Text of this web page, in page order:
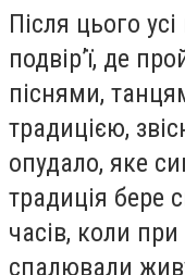
Після цього
подвірʼї, де
піснями,
традицією,
опудало, яке
традиція бере
часів, коли
спалювали